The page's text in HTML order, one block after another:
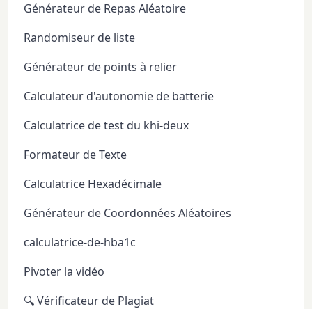
Générateur de Repas Aléatoire
Randomiseur de liste
Générateur de points à relier
Calculateur d'autonomie de batterie
Calculatrice de test du khi-deux
Formateur de Texte
Calculatrice Hexadécimale
Générateur de Coordonnées Aléatoires
calculatrice-de-hba1c
Pivoter la vidéo
🔍 Vérificateur de Plagiat